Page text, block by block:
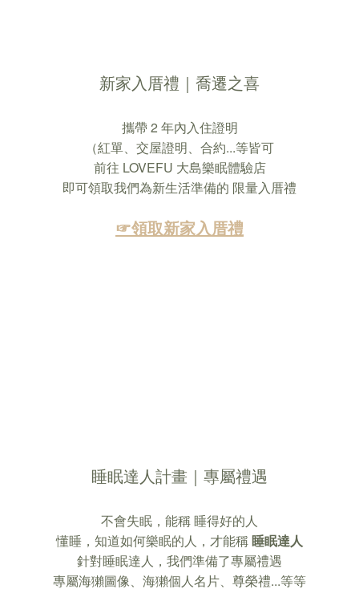
新家入厝禮｜喬遷之喜
攜帶 2 年內入住證明
（紅單、交屋證明、合約...等皆可
前往 LOVEFU 大島樂眠體驗店
即可領取我們為新生活準備的 限量入厝禮
☞領取新家入厝禮
睡眠達人計畫｜專屬禮遇
不會失眠，能稱 睡得好的人
懂睡，知道如何樂眠的人，才能稱睡眠達人
針對睡眠達人，我們準備了專屬禮遇
專屬海獺圖像、海獺個人名片、尊榮禮...等等